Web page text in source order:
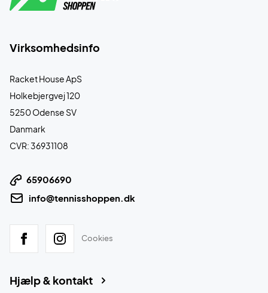
Virksomhedsinfo
Racket House ApS
Holkebjergvej 120
5250 Odense SV
Danmark
CVR: 36931108
65906690
info@tennisshoppen.dk
Cookies
Hjælp & kontakt